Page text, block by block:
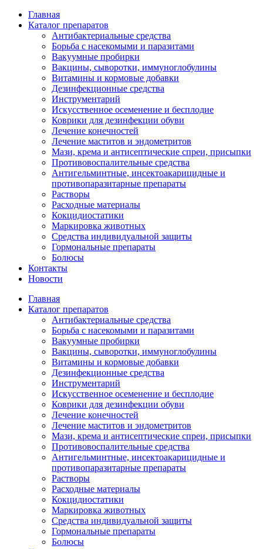
Главная
Каталог препаратов
Антибактериальные средства
Борьба с насекомыми и паразитами
Вакуумные пробирки
Вакцины, сыворотки, иммуноглобулины
Витамины и кормовые добавки
Дезинфекционные средства
Инструментарий
Искусственное осеменение и бесплодие
Коврики для дезинфекции обуви
Лечение конечностей
Лечение маститов и эндометритов
Мази, крема и антисептические спреи, присыпки
Противовоспалительные средства
Антигельминтные, инсектоакарицидные и
противопаразитарные препараты
Растворы
Расходные материалы
Кокцидиостатики
Маркировка животных
Средства индивидуальной защиты
Гормональные препараты
Болюсы
Контакты
Новости
Главная
Каталог препаратов
Антибактериальные средства
Борьба с насекомыми и паразитами
Вакуумные пробирки
Вакцины, сыворотки, иммуноглобулины
Витамины и кормовые добавки
Дезинфекционные средства
Инструментарий
Искусственное осеменение и бесплодие
Коврики для дезинфекции обуви
Лечение конечностей
Лечение маститов и эндометритов
Мази, крема и антисептические спреи, присыпки
Противовоспалительные средства
Антигельминтные, инсектоакарицидные и
противопаразитарные препараты
Растворы
Расходные материалы
Кокцидиостатики
Маркировка животных
Средства индивидуальной защиты
Гормональные препараты
Болюсы